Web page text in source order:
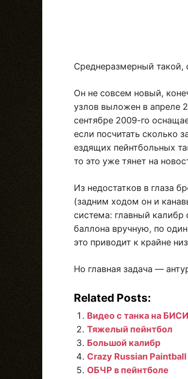
Среднеразмерный
Он не совсем новый,
узлов выложен в апреле
сентябре 2009-го
если посчитать сколько
ездящих пейнтбольных
то это уже тянет на
Из недостатков в глаза
(задним ходом он и
система: главный
баллона вручную, по
это приводит к крайне
Но главная задача —
Related Posts:
Видео с танка на
Тяжелый пейнтбол
Большой калибр
Crazy Russian
ОБЧР в пейнтболе